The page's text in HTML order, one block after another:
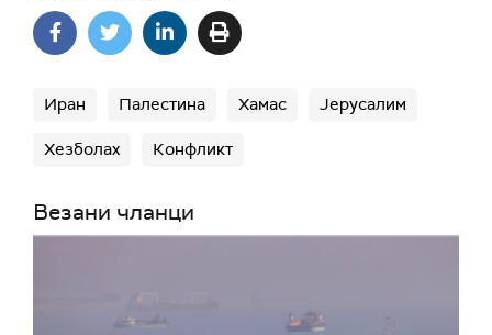
Иран Палестина Хамас Јерусалим
Хезболах Конфликт
Везани чланци